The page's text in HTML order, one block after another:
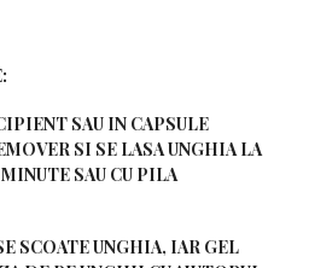
SAU IN CAPSULE
SI SE LASA UNGHIA LA
SAU CU PILA
SCOATE UNGHIA, IAR GEL